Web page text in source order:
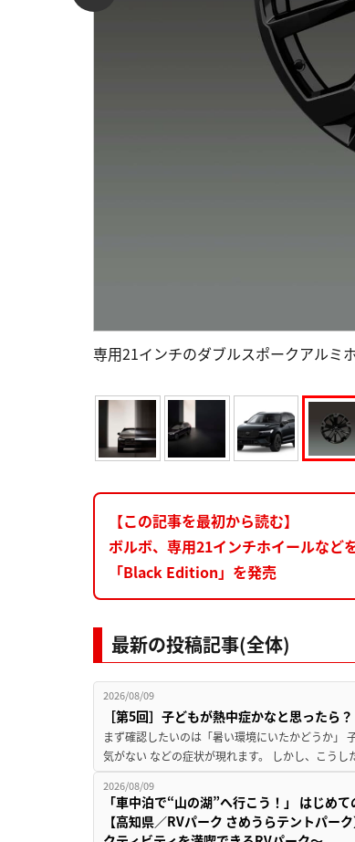
専用21インチのダブルスポークアルミ
【この記事を最初から読む】
ボルボ、専用21インチホイールなど
「Black Edition」を発売
最新の投稿記事(全体)
2026/08/09
［第5回］子どもが熱中症かなと思ったら
まず確認したいのは「暑い環境にいたかどうか」
気がない などの症状が現れます。 しかし、こう
2026/08/09
「車中泊で“山の湖”へ行こう！」 はじめ
【高知県／RVパーク さめうらテントパー